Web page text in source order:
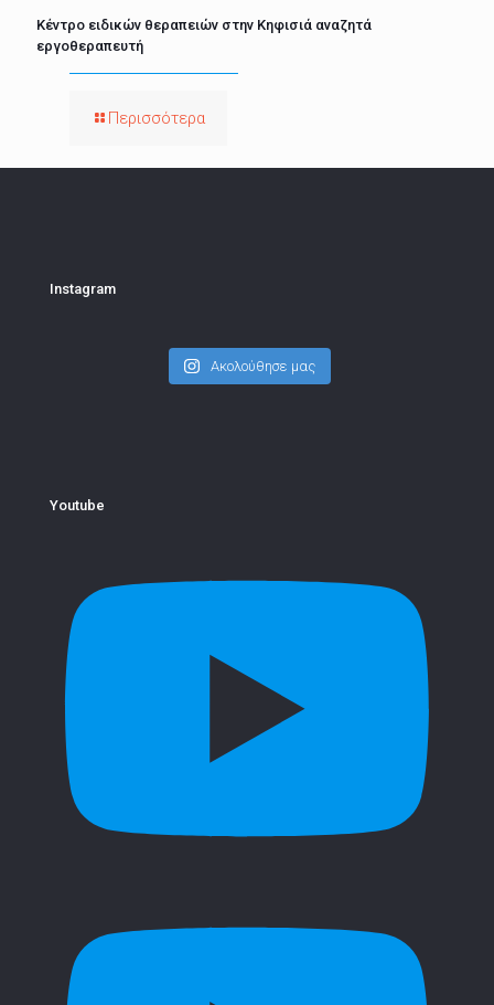
Κέντρο ειδικών θεραπειών στην Κηφισιά αναζητά
εργοθεραπευτή
Περισσότερα
Instagram
Ακολούθησε μας
Youtube